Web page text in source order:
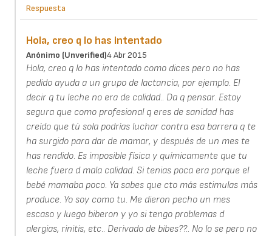
Respuesta
Hola, creo q lo has intentado
Anónimo (unverified)4 Abr 2015
Hola, creo q lo has intentado como dices pero no has
pedido ayuda a un grupo de lactancia, por ejemplo. El
decir q tu leche no era de calidad.. Da q pensar. Estoy
segura que como profesional q eres de sanidad has
creído que tú sola podrías luchar contra esa barrera q te
ha surgido para dar de mamar, y después de un mes te
has rendido. Es imposible física y químicamente que tu
leche fuera d mala calidad. Si tenias poca era porque el
bebé mamaba poco. Ya sabes que cto más estimulas más
produce. Yo soy como tu. Me dieron pecho un mes
escaso y luego biberon y yo si tengo problemas d
alergias, rinitis, etc.. Derivado de bibes??.. No lo se pero no